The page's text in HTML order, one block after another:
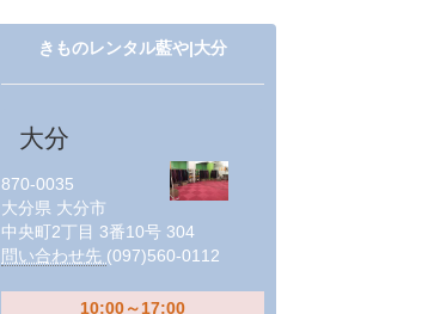
きものレンタル藍や|大分
大分
870-0035
大分県 大分市
中央町2丁目 3番10号 304
問い合わせ先 (097)560-0112
10:00～17:00